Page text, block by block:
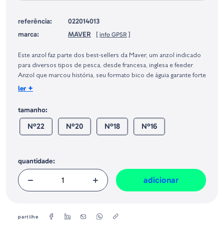
referência:
022014013
marca:
MAVER [ info GPSR ]
Europeia, dos produtos da marca, conforme requerido no Regulamento
Geral sobre a Segurança dos Produtos (GPSR):
Este anzol faz parte dos best-sellers da Maver, um anzol indicado
para diversos tipos de pesca, desde francesa, inglesa e feeder.
Anzol que marcou história, seu formato bico de águia garante forte
poder de autocravação, ideal para todas as pescarias onde a
Quantidade - 20 Uds/Blister
ler +
tamanho:
Nº22 Nº20 Nº18 Nº16
quantidade:
adicionar
partilhe